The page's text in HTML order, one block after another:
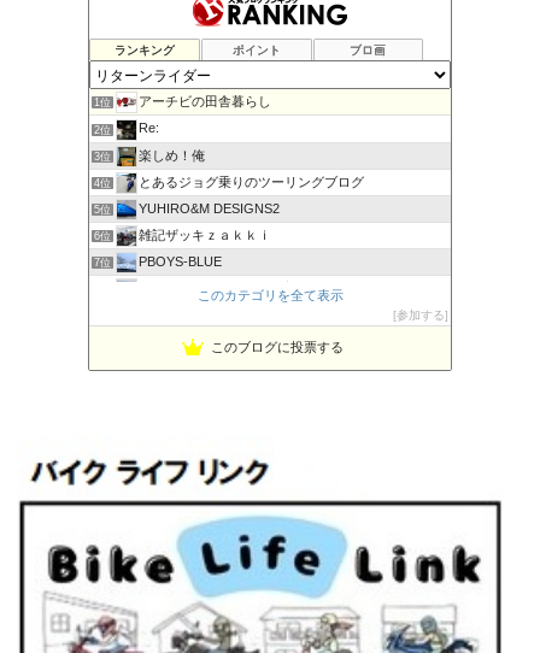
ランキング ポイント ブロ画
1位 アーチビの田舎暮らし
2位 Re:
3位 楽しめ！俺
4位 とあるジョグ乗りのツーリングブログ
5位 YUHIRO&M DESIGNS2
6位 雑記ザッキｚａｋｋｉ
7位 PBOYS-BLUE
kuni's ブログ CB650R備忘録
ビーテック・ジャーニー
11位 MT-07と私。走る
15位 ほんまもん商会
このカテゴリを全て表示
参加する
このブログに投票する